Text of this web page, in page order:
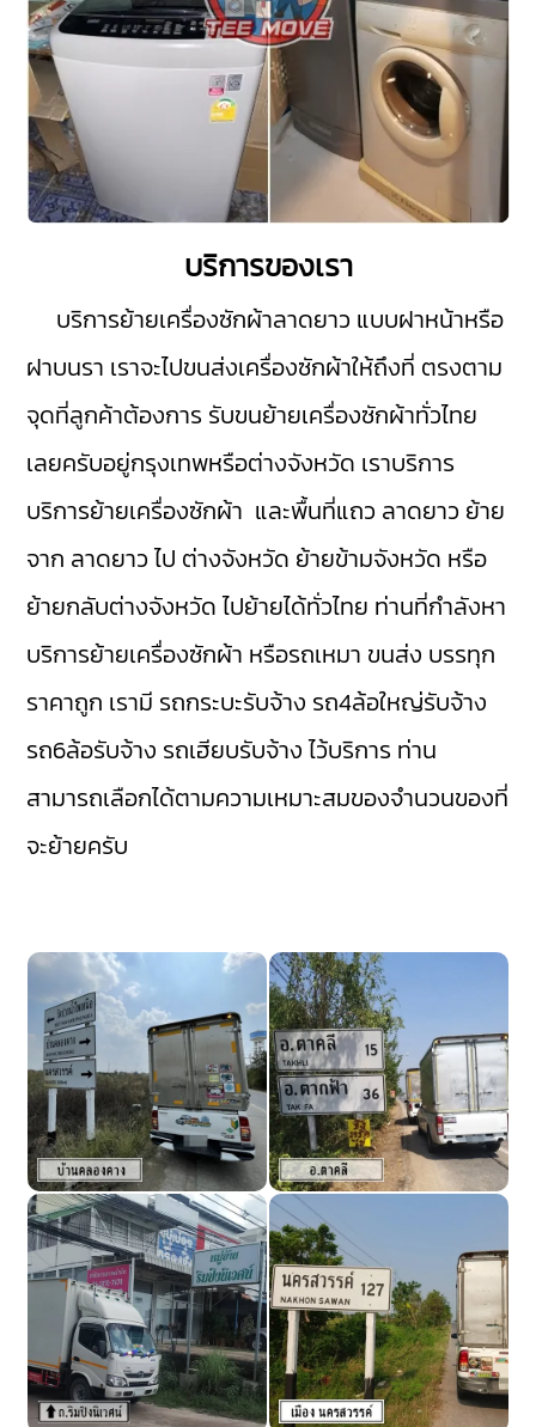
บริการของเรา
บริการย้ายเครื่องซักผ้าลาดยาว แบบฝาหน้าหรือ
ฝาบนรา เราจะไปขนส่งเครื่องซักผ้าให้ถึงที่ ตรงตาม
จุดที่ลูกค้าต้องการ รับขนย้ายเครื่องซักผ้าทั่วไทย
เลยครับอยู่กรุงเทพหรือต่างจังหวัด เราบริการ
บริการย้ายเครื่องซักผ้า และพื้นที่แถว ลาดยาว ย้าย
จาก ลาดยาว ไป ต่างจังหวัด ย้ายข้ามจังหวัด หรือ
ย้ายกลับต่างจังหวัด ไปย้ายได้ทั่วไทย ท่านที่กำลังหา
บริการย้ายเครื่องซักผ้า หรือรถเหมา ขนส่ง บรรทุก
ราคาถูก เรามี รถกระบะรับจ้าง รถ4ล้อใหญ่รับจ้าง
รถ6ล้อรับจ้าง รถเฮียบรับจ้างไว้บริการ ท่าน
สามารถเลือกได้ตามความเหมาะสมของจำนวนของที่
จะย้ายครับ